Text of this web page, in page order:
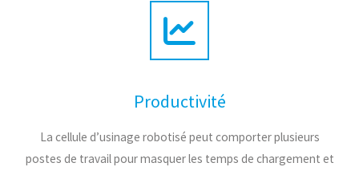
Productivité
La cellule d’usinage robotisé peut comporter plusieurs
postes de travail pour masquer les temps de chargement et